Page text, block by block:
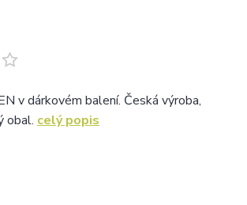
v dárkovém balení. Česká výroba,
obal. celý popis